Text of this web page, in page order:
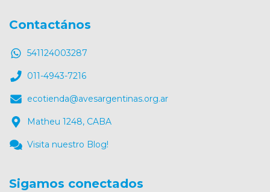
Contactános
541124003287
011-4943-7216
ecotienda@avesargentinas.org.ar
Matheu 1248, CABA
Visita nuestro Blog!
Sigamos conectados